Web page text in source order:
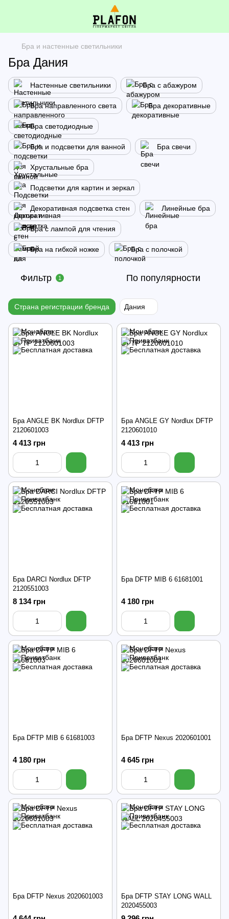
Бра и настенные светильники
Бра Дания
Настенные светильники Бра с абажуром
Бра направленного света Бра декоративные
Бра светодиодные
Бра и подсветки для ванной Бра свечи
Хрустальные бра
Подсветки для картин и зеркал
Декоративная подсветка стен Линейные бра
Бра с лампой для чтения
Бра на гибкой ножке Бра с полочкой
Фильтр 1 По популярности
Страна регистрации бренда Дания
Бра ANGLE BK Nordlux DFTP
2120601003
4 413 грн
Бра ANGLE GY Nordlux DFTP
2120601010
4 413 грн
Бра DARCI Nordlux DFTP
2120551003
8 134 грн
Бра DFTP MIB 6 61681001
4 180 грн
Бра DFTP MIB 6 61681003
4 180 грн
Бра DFTP Nexus 2020601001
4 645 грн
Бра DFTP Nexus 2020601003
Бра DFTP STAY LONG WALL
2020455003